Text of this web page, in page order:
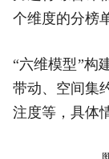
个维度的分榜
“六维模型”构
带动、空间集
注度等，具体